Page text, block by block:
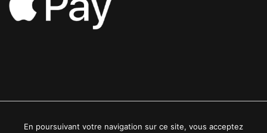
2022 © Luxe24kt | Tous droits réservés
En poursuivant votre navigation sur ce site, vous acceptez